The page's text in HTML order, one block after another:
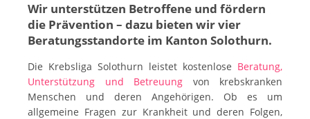
Wir unterstützen Betroffene und fördern
die Prävention – dazu bieten wir vier
Beratungsstandorte im Kanton Solothurn.
Die Krebsliga Solothurn leistet kostenlose Beratung,
Unterstützung und Betreuung von krebskranken
Menschen und deren Angehörigen. Ob es um
allgemeine Fragen zur Krankheit und deren Folgen,